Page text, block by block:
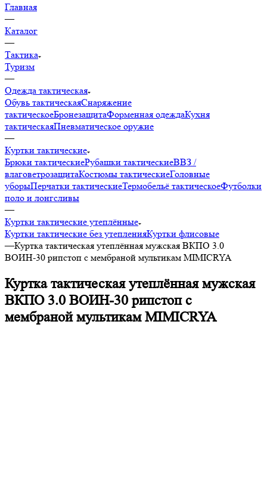
Главная
—
Каталог
—
Тактика
Туризм
—
Одежда тактическая
Обувь тактическаяСнаряжение
тактическоеБронезащитаФорменная одеждаКухня
тактическаяПневматическое оружие
—
Куртки тактические
Брюки тактическиеРубашки тактическиеВВЗ /
влаговетрозащитаКостюмы тактическиеГоловные
уборыПерчатки тактическиеТермобельё тактическоеФутболки
поло и лонгсливы
—
Куртки тактические утеплённые
Куртки тактические без утепленияКуртки флисовые
—Куртка тактическая утеплённая мужская ВКПО 3.0
ВОИН-30 рипстоп с мембраной мультикам MIMICRYA
Куртка тактическая утеплённая мужская
ВКПО 3.0 ВОИН-30 рипстоп с
мембраной мультикам MIMICRYA